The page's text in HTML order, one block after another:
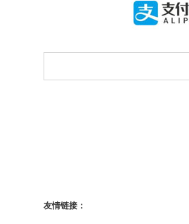
友情链接：